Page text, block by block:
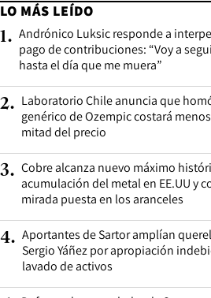
LO MÁS LEÍDO
1. Andrónico Luksic responde a
pago de contribuciones: “Voy a
hasta el día que me muera”
2. Laboratorio Chile anuncia que
genérico de Ozempic costará
mitad del precio
3. Cobre alcanza nuevo máximo
acumulación del metal en EE.UU y
mirada puesta en los aranceles
4. Aportantes de Sartor amplían
Sergio Yáñez por apropiación
lavado de activos